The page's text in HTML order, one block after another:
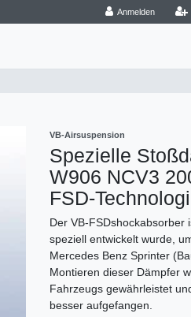
Anmelden
VB-Airsuspension
Spezielle
W906 NCV3
FSD-
Der VB-
speziell entwickelt wurde,
Mercedes Benz Sprinter
Montieren dieser Dämpfer
Fahrzeugs gewährleistet
besser aufgefangen.